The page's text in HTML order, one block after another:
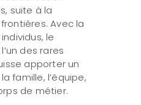
suite à la
Avec la
le
des rares
apporter un
famille, l’équipe,
de métier.